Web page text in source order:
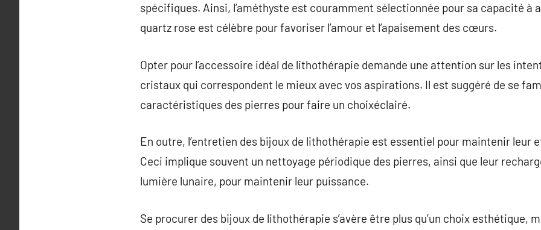
spécifiques. Ainsi, l’améthyste est couramment sélectionnée pour sa capacité à
quartz rose est célèbre pour favoriser l’amour et l’apaisement des cœurs.
Opter pour l’accessoire idéal de lithothérapie demande une attention sur les
cristaux qui correspondent le mieux avec vos aspirations. Il est suggéré de se
caractéristiques des pierres pour faire un choixéclairé.
En outre, l’entretien des bijoux de lithothérapie est essentiel pour maintenir leur
Ceci implique souvent un nettoyage périodique des pierres, ainsi que leur
lumière lunaire, pour maintenir leur puissance.
Se procurer des bijoux de lithothérapie s’avère être plus qu’un choix esthétique,